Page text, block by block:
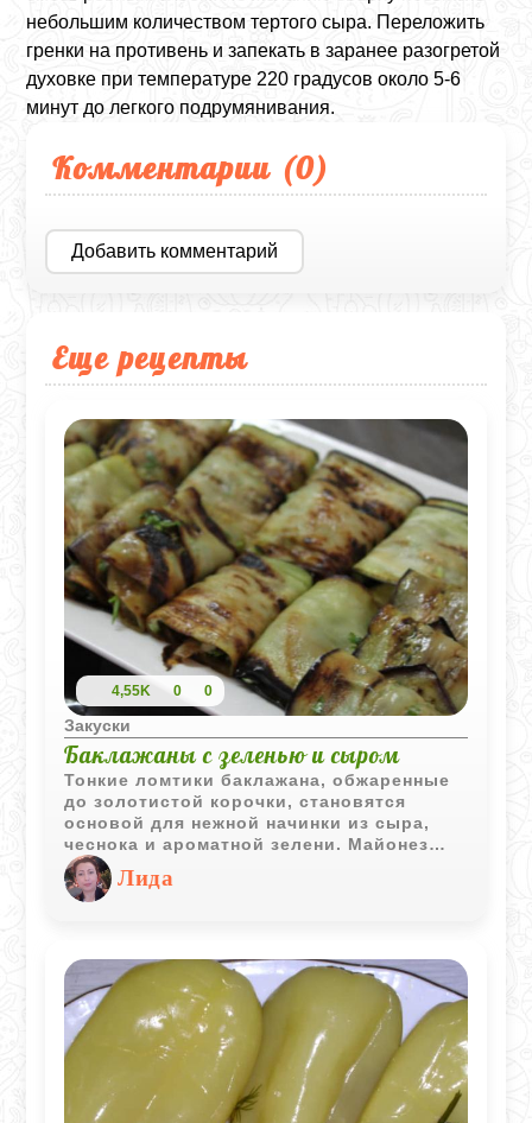
небольшим количеством тертого сыра. Переложить
гренки на противень и запекать в заранее разогретой
духовке при температуре 220 градусов около 5-6
минут до легкого подрумянивания.
Комментарии (0)
Добавить комментарий
Еще рецепты
4,55K 0 0
Закуски
Баклажаны с зеленью и сыром
Тонкие ломтики баклажана, обжаренные
до золотистой корочки, становятся
основой для нежной начинки из сыра,
чеснока и ароматной зелени. Майонез
придаёт кремовую текстуру, а свежая
петрушка и кинза - яркий вкус и
грузинский характер. Блюдо подаётся
Лида